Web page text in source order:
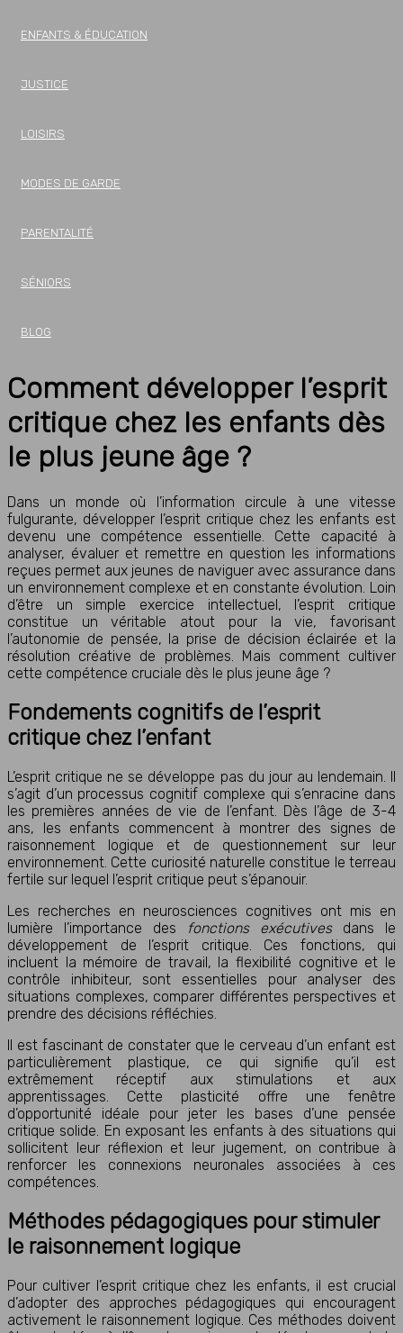
ENFANTS & ÉDUCATION
JUSTICE
LOISIRS
MODES DE GARDE
PARENTALITÉ
SÉNIORS
BLOG
Comment développer l’esprit
critique chez les enfants dès
le plus jeune âge ?
Dans un monde où l’information circule à une vitesse
fulgurante, développer l’esprit critique chez les enfants est
devenu une compétence essentielle. Cette capacité à
analyser, évaluer et remettre en question les informations
reçues permet aux jeunes de naviguer avec assurance dans
un environnement complexe et en constante évolution. Loin
d’être un simple exercice intellectuel, l’esprit critique
constitue un véritable atout pour la vie, favorisant
l’autonomie de pensée, la prise de décision éclairée et la
résolution créative de problèmes. Mais comment cultiver
cette compétence cruciale dès le plus jeune âge ?
Fondements cognitifs de l’esprit
critique chez l’enfant
L’esprit critique ne se développe pas du jour au lendemain. Il
s’agit d’un processus cognitif complexe qui s’enracine dans
les premières années de vie de l’enfant. Dès l’âge de 3-4
ans, les enfants commencent à montrer des signes de
raisonnement logique et de questionnement sur leur
environnement. Cette curiosité naturelle constitue le terreau
fertile sur lequel l’esprit critique peut s’épanouir.
Les recherches en neurosciences cognitives ont mis en
lumière l’importance des
fonctions exécutives dans le
développement de l’esprit critique. Ces fonctions, qui
incluent la mémoire de travail, la flexibilité cognitive et le
contrôle inhibiteur, sont essentielles pour analyser des
situations complexes, comparer différentes perspectives et
prendre des décisions réfléchies.
Il est fascinant de constater que le cerveau d’un enfant est
particulièrement plastique, ce qui signifie qu’il est
extrêmement réceptif aux stimulations et aux
apprentissages. Cette plasticité offre une fenêtre
d’opportunité idéale pour jeter les bases d’une pensée
critique solide. En exposant les enfants à des situations qui
sollicitent leur réflexion et leur jugement, on contribue à
renforcer les connexions neuronales associées à ces
compétences.
Méthodes pédagogiques pour stimuler
le raisonnement logique
Pour cultiver l’esprit critique chez les enfants, il est crucial
d’adopter des approches pédagogiques qui encouragent
activement le raisonnement logique. Ces méthodes doivent